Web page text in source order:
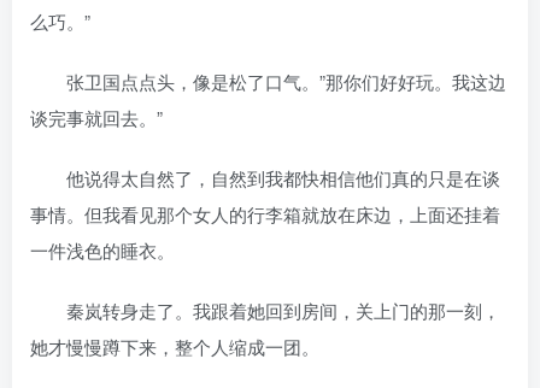
么巧。”
张卫国点点头，像是松了口气。”那你们好好玩。我这边
谈完事就回去。”
他说得太自然了，自然到我都快相信他们真的只是在谈
事情。但我看见那个女人的行李箱就放在床边，上面还挂着
一件浅色的睡衣。
秦岚转身走了。我跟着她回到房间，关上门的那一刻，
她才慢慢蹲下来，整个人缩成一团。